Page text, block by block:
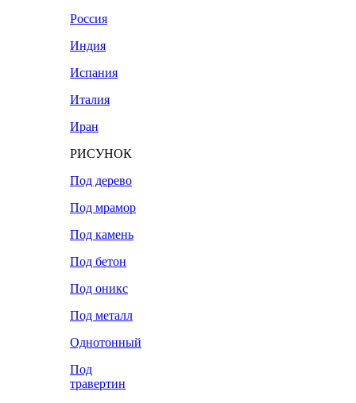
Россия
Индия
Испания
Италия
Иран
РИСУНОК
Под дерево
Под мрамор
Под камень
Под бетон
Под оникс
Под металл
Однотонный
Под
травертин